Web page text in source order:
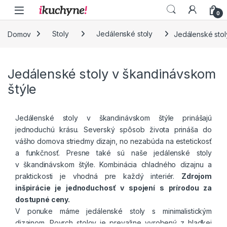
Skip to navigation
Skip to content
0
Domov Stoly Jedálenské stoly Jedálenské
Jedálenské stoly v škandinávskom
štýle
Jedálenské stoly v škandinávskom štýle prinášajú
jednoduchú krásu. Severský spôsob života prináša do
vášho domova striedmy dizajn, no nezabúda na estetickosť
a funkčnosť. Presne také sú naše jedálenské stoly
v škandinávskom štýle. Kombinácia chladného dizajnu a
praktickosti je vhodná pre každý interiér. Zdrojom
inšpirácie je jednoduchosť v spojení s prírodou za
dostupné ceny.
V ponuke máme jedálenské stoly s minimalistickým
dizajnom. Povrch stolov je prevažne vyrobený z hladkej